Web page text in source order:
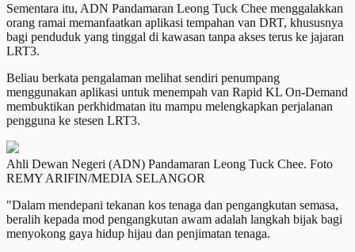
Sementara itu, ADN Pandamaran Leong Tuck Chee menggalakkan
orang ramai memanfaatkan aplikasi tempahan van DRT, khususnya
bagi penduduk yang tinggal di kawasan tanpa akses terus ke jajaran
LRT3.
Beliau berkata pengalaman melihat sendiri penumpang
menggunakan aplikasi untuk menempah van Rapid KL On-Demand
membuktikan perkhidmatan itu mampu melengkapkan perjalanan
pengguna ke stesen LRT3.
Ahli Dewan Negeri (ADN) Pandamaran Leong Tuck Chee. Foto
REMY ARIFIN/MEDIA SELANGOR
"Dalam mendepani tekanan kos tenaga dan pengangkutan semasa,
beralih kepada mod pengangkutan awam adalah langkah bijak bagi
menyokong gaya hidup hijau dan penjimatan tenaga.